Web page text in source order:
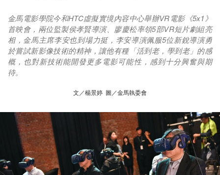
金馬電影學院今和HTC虛擬實境內容中心舉辦VR電影《5x1》
首映會，兩位監製侯孝賢導演、廖慶松率領5部VR短片劇組亮
相，金馬主席李安也到場力挺，李安導演佩服5位新銳導演勇
於嘗試新影像技術的精神，讓他有種「活到老，學到老」的感
概，也對新技術能開發更多電影可能性，感到十分興奮與期
待。
文／楊景婷 圖／金馬執委會